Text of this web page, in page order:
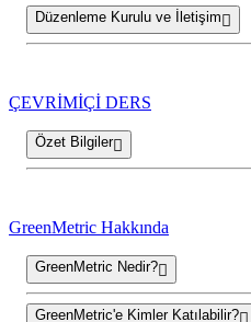
Düzenleme Kurulu ve İletişim
ÇEVRİMİÇİ DERS
Özet Bilgiler
GreenMetric Hakkında
GreenMetric Nedir?
GreenMetric'e Kimler Katılabilir?